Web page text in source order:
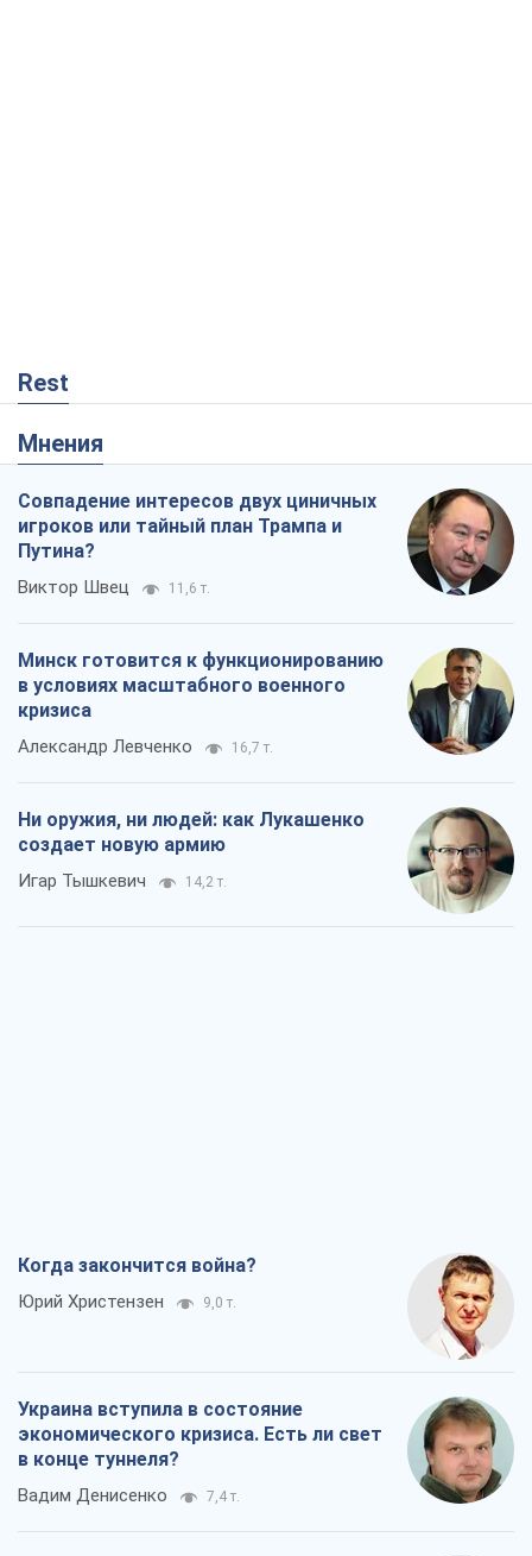
Rest
Мнения
Совпадение интересов двух циничных
игроков или тайный план Трампа и
Путина?
Виктор Швец 11,6 т.
Минск готовится к функционированию
в условиях масштабного военного
кризиса
Александр Левченко 16,7 т.
Ни оружия, ни людей: как Лукашенко
создает новую армию
Игар Тышкевич 14,2 т.
Когда закончится война?
Юрий Христензен 9,0 т.
Украина вступила в состояние
экономического кризиса. Есть ли свет
в конце туннеля?
Вадим Денисенко 7,4 т.